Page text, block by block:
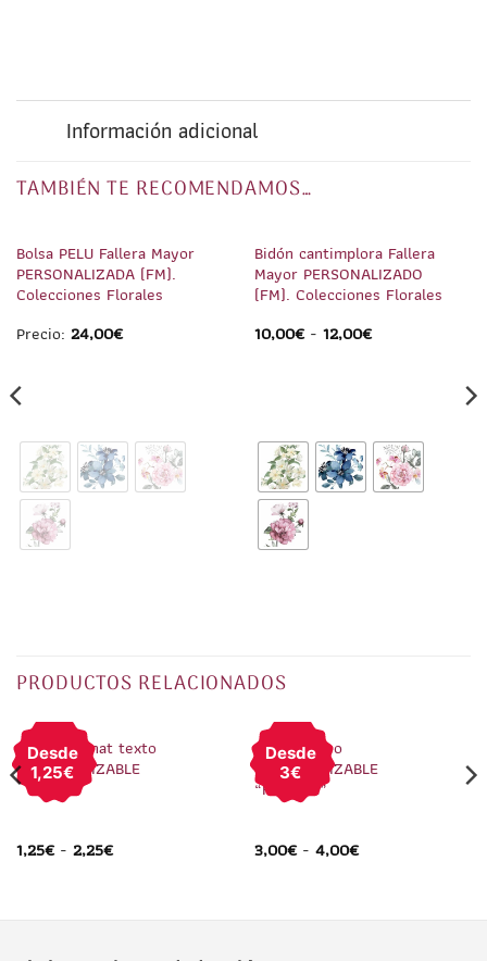
Información adicional
TAMBIÉN TE RECOMENDAMOS…
Bolsa PELU Fallera Mayor
PERSONALIZADA (FM).
Colecciones Florales
Precio: 24,00€
Bidón cantimplora Fallera
Mayor PERSONALIZADO
(FM). Colecciones Florales
10,00€- 12,00€
PRODUCTOS RELACIONADOS
Desde
1,25€
Pin Rat Penat texto
PERSONALIZABLE
1,25€- 2,25€
Desde
3€
Pin Camafeo
PERSONALIZABLE
“Fallerita”
3,00€- 4,00€